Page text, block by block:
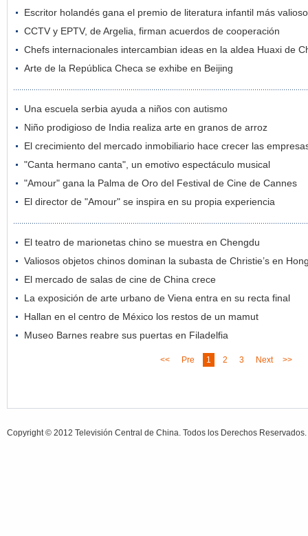
Escritor holandés gana el premio de literatura infantil más
CCTV y EPTV, de Argelia, firman acuerdos de cooperación
Chefs internacionales intercambian ideas en la aldea Huaxi de
Arte de la República Checa se exhibe en Beijing
Una escuela serbia ayuda a niños con autismo
Niño prodigioso de India realiza arte en granos de arroz
El crecimiento del mercado inmobiliario hace crecer las
"Canta hermano canta", un emotivo espectáculo musical
"Amour" gana la Palma de Oro del Festival de Cine de Cannes
El director de "Amour" se inspira en su propia experiencia
El teatro de marionetas chino se muestra en Chengdu
Valiosos objetos chinos dominan la subasta de Christie’s en
El mercado de salas de cine de China crece
La exposición de arte urbano de Viena entra en su recta final
Hallan en el centro de México los restos de un mamut
Museo Barnes reabre sus puertas en Filadelfia
<< Pre 1 2 3 Next >>
Copyright © 2012 Televisión Central de China. Todos los Derechos Reservados.